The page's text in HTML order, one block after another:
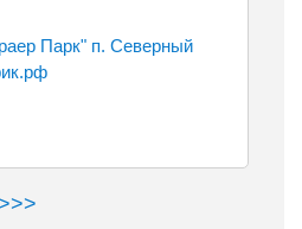
Парк" п. Северный